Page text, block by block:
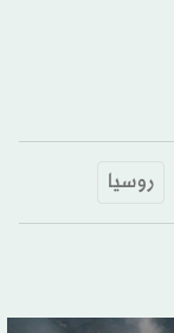
روسيا